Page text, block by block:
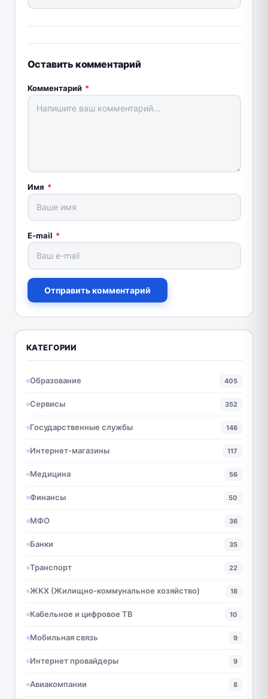
Оставить комментарий
Комментарий *
Имя *
E-mail *
Отправить комментарий
КАТЕГОРИИ
Образование 405
Сервисы 352
Государственные службы 146
Интернет-магазины 117
Медицина 56
Финансы 50
МФО 36
Банки 35
Транспорт 22
ЖКХ (Жилищно-коммунальное хозяйство) 18
Кабельное и цифровое ТВ 10
Мобильная связь 9
Интернет провайдеры 9
Авиакомпании 8